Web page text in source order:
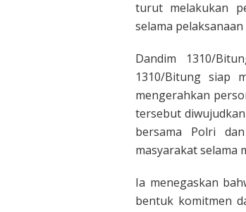
turut melakukan
selama
Dandim 1310/
1310/Bitung siap
mengerahkan
tersebut
bersama Polri
masyarakat selama
Ia menegaskan
bentuk komitmen